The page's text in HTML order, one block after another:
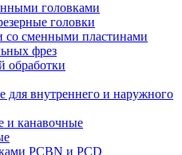
головками
головки
со сменными пластинами
фрез
обработки
для внутреннего и наружного
и канавочные
PCBN и PCD